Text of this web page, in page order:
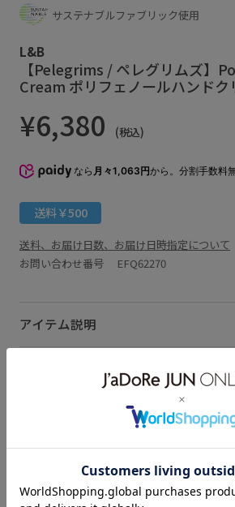
サステナブルファブリック使用
L&B
【Pelegrims / ペレグリムズ】
Cream ポリフェノールハンドク
¥6,380 (税込)
なら 月々1,063円から。分割手数料
送料￥500
送料、お届け日数、お届け日時指定について
お問い合わせ番号 EFQ62270
アイテム説明
サイズ・素材・お手入れ方法
関連タグ
LB_COUPON LB_OUTLET コスメ